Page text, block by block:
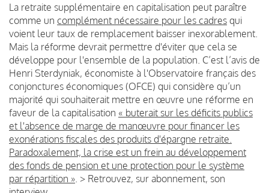
La retraite supplémentaire en capitalisation peut paraître
comme un complément nécessaire pour les cadres qui
voient leur taux de remplacement baisser inexorablement.
Mais la réforme devrait permettre d'éviter que cela se
développe pour l'ensemble de la population. C’est l’avis de
Henri Sterdyniak, économiste à l'Observatoire français des
conjonctures économiques (OFCE) qui considère qu’un
majorité qui souhaiterait mettre en œuvre une réforme en
faveur de la capitalisation « buterait sur les déficits publics
et l'absence de marge de manœuvre pour financer les
exonérations fiscales des produits d'épargne retraite.
Paradoxalement, la crise est un frein au développement
des fonds de pension et une protection pour le système
par répartition » . > Retrouvez, sur abonnement, son